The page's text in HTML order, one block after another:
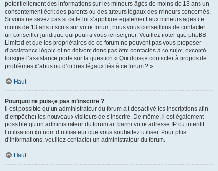
potentiellement des informations sur les mineurs âgés de moins de 13 ans un
consentement écrit des parents ou des tuteurs légaux des mineurs concernés.
Si vous ne savez pas si cette loi s’applique également aux mineurs âgés de
moins de 13 ans inscrits sur votre forum, nous vous conseillons de contacter
un conseiller juridique qui pourra vous renseigner. Veuillez noter que phpBB
Limited et que les propriétaires de ce forum ne peuvent pas vous proposer
d’assistance légale et ne doivent donc pas être contactés à ce sujet, excepté
lorsque l’assistance porte sur la question « Qui dois-je contacter à propos de
problèmes d’abus ou d’ordres légaux liés à ce forum ? ».
Haut
Pourquoi ne puis-je pas m’inscrire ?
Il est possible qu’un administrateur du forum ait désactivé les inscriptions afin
d’empêcher les nouveaux visiteurs de s’inscrire. De même, il est également
possible qu’un administrateur du forum ait banni votre adresse IP ou interdit
l’utilisation du nom d’utilisateur que vous souhaitez utiliser. Pour plus
d’informations, veuillez contacter un administrateur du forum.
Haut